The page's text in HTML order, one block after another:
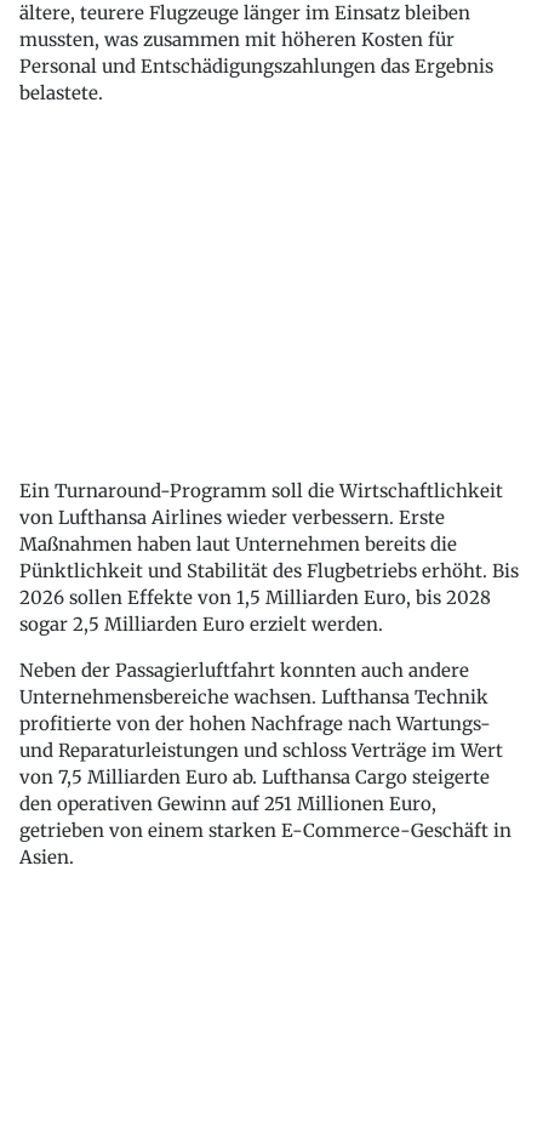
ältere, teurere Flugzeuge länger im Einsatz bleiben
mussten, was zusammen mit höheren Kosten für
Personal und Entschädigungszahlungen das Ergebnis
belastete.
Ein Turnaround-Programm soll die Wirtschaftlichkeit
von Lufthansa Airlines wieder verbessern. Erste
Maßnahmen haben laut Unternehmen bereits die
Pünktlichkeit und Stabilität des Flugbetriebs erhöht. Bis
2026 sollen Effekte von 1,5 Milliarden Euro, bis 2028
sogar 2,5 Milliarden Euro erzielt werden.
Neben der Passagierluftfahrt konnten auch andere
Unternehmensbereiche wachsen. Lufthansa Technik
profitierte von der hohen Nachfrage nach Wartungs-
und Reparaturleistungen und schloss Verträge im Wert
von 7,5 Milliarden Euro ab. Lufthansa Cargo steigerte
den operativen Gewinn auf 251 Millionen Euro,
getrieben von einem starken E-Commerce-Geschäft in
Asien.